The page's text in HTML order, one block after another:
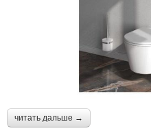
читать дальше →